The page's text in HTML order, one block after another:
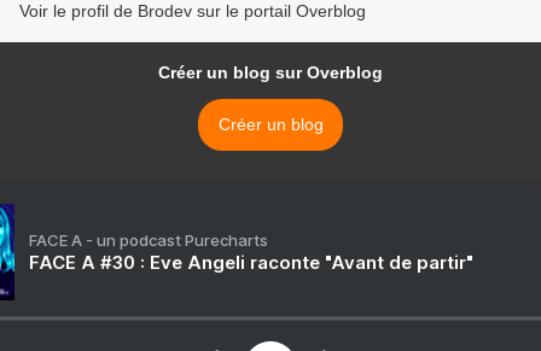
Voir le profil de Brodev sur le portail Overblog
Créer un blog sur Overblog
Créer un blog
FACE A - un podcast Purecharts
FACE A #30 : Eve Angeli raconte "Avant de partir"